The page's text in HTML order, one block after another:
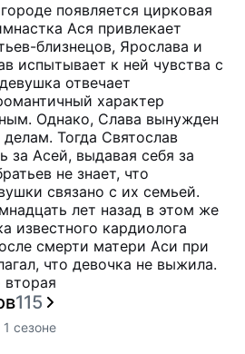
появляется цирковая
Ася привлекает
близнецов, Ярослава и
испытывает к ней чувства с
отвечает
характер
Однако, Слава вынужден
Тогда Святослав
за Асей, выдавая себя за
не знает, что
связано с их семьей.
лет назад в этом же
известного кардиолога
смерти матери Аси при
что девочка не выжила.
115
1 сезоне